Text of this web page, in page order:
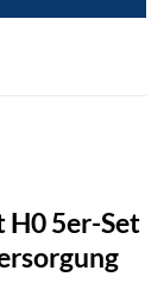
H0 5er-Set